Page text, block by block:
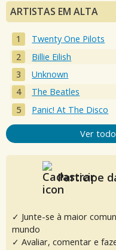
ARTISTAS EM ALTA
Twenty One Pilots
Billie Eilish
Unknown
The Beatles
Panic! At The Disco
Ver
Participe
✓ Junte-se à maior
mundo
✓ Avaliar, comentar e